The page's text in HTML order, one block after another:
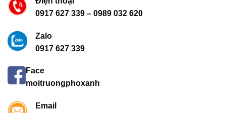
0917 627 339– 0989 032 620
Zalo
0917 627 339
Face
moitruongphoxanh
Email